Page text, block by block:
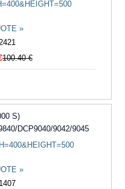
»
100.40 €
S)
DCP9040/9042/9045
»